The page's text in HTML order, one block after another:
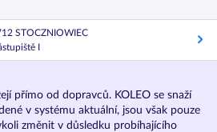
STOCZNIOWIEC
I
přímo od dopravců. KOLEO se snaží
v systému aktuální, jsou však pouze
změnit v důsledku probíhajícího